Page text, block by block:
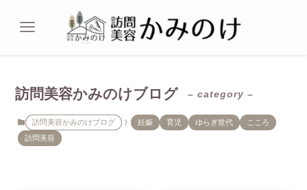
訪問美容かみのけブログ – category –
訪問美容かみのけブログ 妊娠 育児 ゆらぎ世代
こころ
訪問美容